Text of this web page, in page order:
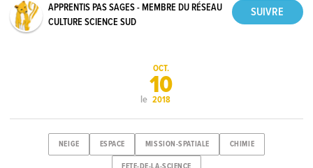
APPRENTIS PAS SAGES - MEMBRE DU RÉSEAU
CULTURE SCIENCE SUD
le
OCT.
10
2018
NEIGE ESPACE MISSION-SPATIALE CHIMIE